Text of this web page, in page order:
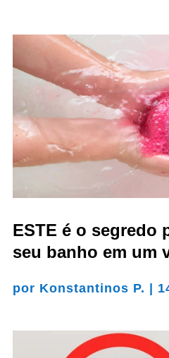
ESTE é o segredo
seu banho em um
por Konstantinos P. |